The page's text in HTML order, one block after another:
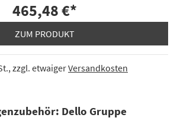
465,48 €*
ZUM PRODUKT
zzgl. etwaigerVersandkosten
Dello Gruppe